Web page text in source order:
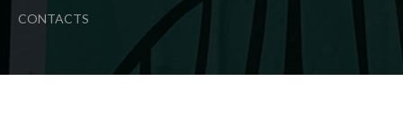
CONTACTS